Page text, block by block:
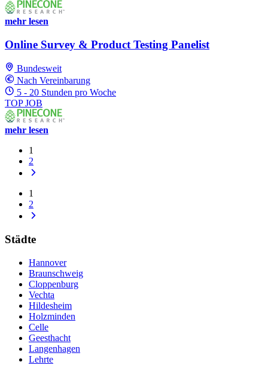
mehr lesen
Online Survey & Product Testing Panelist
Bundesweit
Nach Vereinbarung
5 - 20 Stunden pro Woche
TOP JOB
mehr lesen
1
2
1
2
Städte
Hannover
Braunschweig
Cloppenburg
Vechta
Hildesheim
Holzminden
Celle
Geesthacht
Langenhagen
Lehrte